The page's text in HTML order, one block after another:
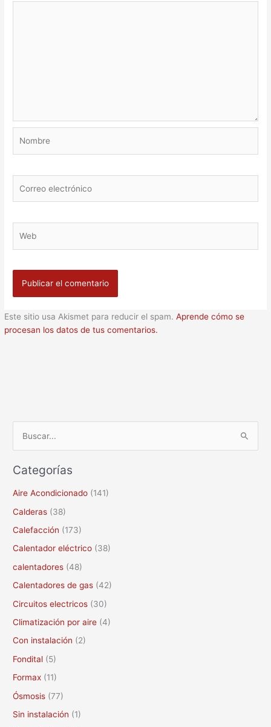
electrónico
Este sitio usa Akismet para reducir el spam.Aprende cómo se
procesan los datos de tus comentarios.
s
o
r
:
Categorías
Aire Acondicionado (141)
Calderas (38)
Calefacción (173)
Calentador eléctrico (38)
calentadores (48)
Calentadores de gas (42)
Circuitos electricos (30)
Climatización por aire (4)
Con instalación (2)
Fondital (5)
Formax (11)
Ósmosis (77)
Sin instalación (1)